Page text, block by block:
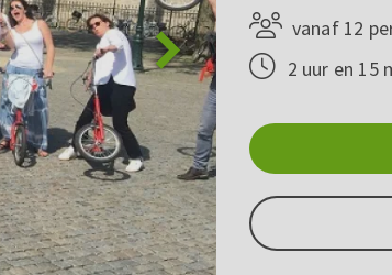
vanaf 12
2 uur en 15